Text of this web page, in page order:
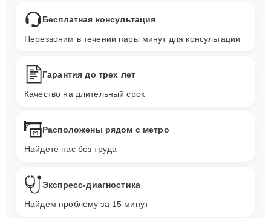
Бесплатная консультация
Перезвоним в течении пары минут для консультации
Гарантия до трех лет
Качество на длительный срок
Расположены рядом с метро
Найдете нас без труда
Экспресс-диагностика
Найдем проблему за 15 минут